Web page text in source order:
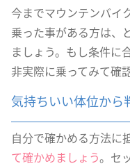
今までマウンテンバイ
乗った事がある方は、
ましょう。もし条件に
非実際に乗ってみて確
気持ちいい体位から
自分で確かめる方法に
て確かめましょう。セ